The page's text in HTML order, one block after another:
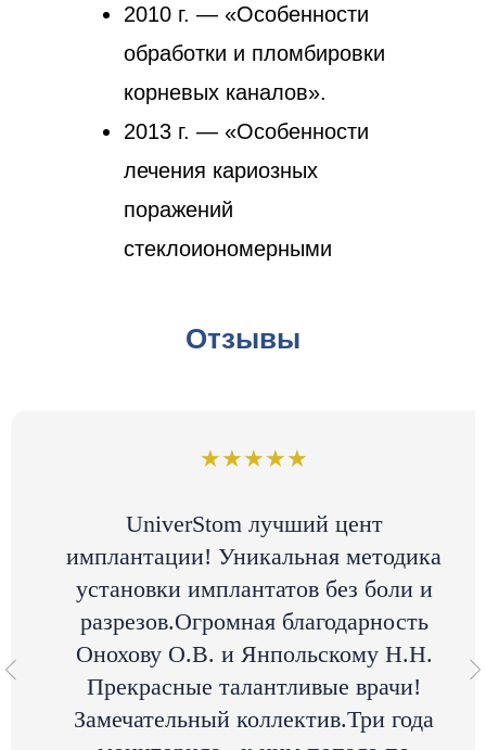
2010 г. — «Особенности
обработки и пломбировки
корневых каналов».
2013 г. — «Особенности
лечения кариозных
поражений
стеклоиономерными
«Современные методики
2017 г. — «Эстетическое
протезирование на
имплантатах»
Отзывы
★★★★★
UniverStom лучший цент
имплантации! Уникальная методика
установки имплантатов без боли и
разрезов.Огромная благодарность
Онохову О.В. и Янпольскому Н.Н.
Прекрасные талантливые врачи!
Замечательный коллектив.Три года